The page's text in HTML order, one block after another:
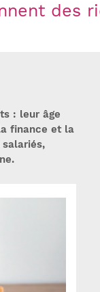
des
: leur âge
finance et la